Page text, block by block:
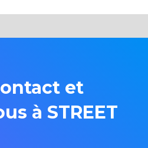
et
à STREET